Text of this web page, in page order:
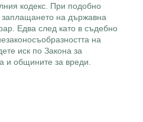
кодекс. При подобно
на държавна
Едва след като в съдебно
на
иск по Закона за
и общините за вреди.